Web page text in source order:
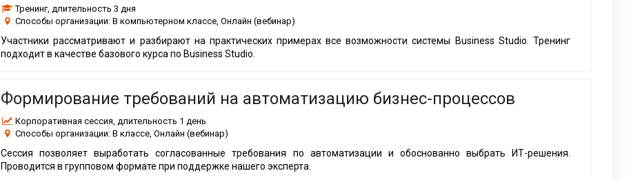
Тренинг, длительность 3 дня
Способы организации: В компьютерном классе, Онлайн (вебинар)
Участники рассматривают и разбирают на практических примерах все возможности системы Business Studio. Тренинг
подходит в качестве базового курса по Business Studio.
Формирование требований на автоматизацию бизнес-процессов
Корпоративная сессия , длительность 1 день
Способы организации: В классе, Онлайн (вебинар)
Сессия позволяет выработать согласованные требования по автоматизации и обоснованно выбрать ИТ-решения.
Проводится в групповом формате при поддержке нашего эксперта.